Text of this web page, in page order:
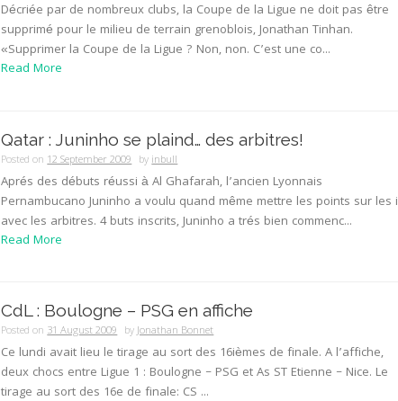
Décriée par de nombreux clubs, la Coupe de la Ligue ne doit pas être
supprimé pour le milieu de terrain grenoblois, Jonathan Tinhan.
«Supprimer la Coupe de la Ligue ? Non, non. C’est une co...
Read More
Qatar : Juninho se plaind… des arbitres!
Posted on12 September 2009 byinbull
Aprés des débuts réussi à Al Ghafarah, l’ancien Lyonnais
Pernambucano Juninho a voulu quand même mettre les points sur les i
avec les arbitres. 4 buts inscrits, Juninho a trés bien commenc...
Read More
CdL : Boulogne – PSG en affiche
Posted on31 August 2009 byJonathan Bonnet
Ce lundi avait lieu le tirage au sort des 16ièmes de finale. A l’affiche,
deux chocs entre Ligue 1 : Boulogne – PSG et As ST Etienne – Nice. Le
tirage au sort des 16e de finale: CS ...